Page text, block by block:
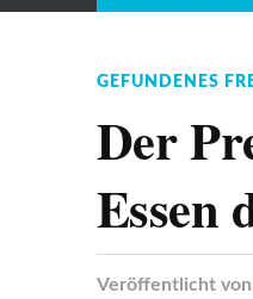
GEFUNDENES
Der
Essen
Veröffentlicht von